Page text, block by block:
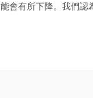
能會有所下降。我們認